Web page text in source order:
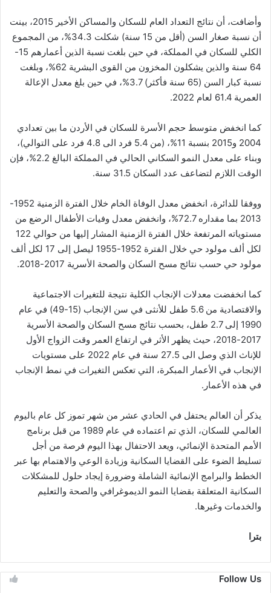
وأضافت، أن نتائج التعداد العام للسكان والمساكن الأخير 2015، بينت
أن نسبة صغار السن (أقل من 15 سنة) شكلت 34.3%، من المجموع
الكلي للسكان في المملكة، في حين بلغت نسبة الذين أعمارهم 15-
64 سنة والذين يشكلون المخزون من القوى البشرية 62%، وبلغت
نسبة كبار السن (65 سنة فأكثر) 3.7%، في حين بلغ معدل الإعالة
العمرية 61.4 لعام 2022.
كما انخفض متوسط حجم الأسرة للسكان في الأردن ما بين تعدادي
2004 و2015 بنسبة 11%، (من 5.4 فرد الى 4.8 فرد على التوالي)،
وبناء على معدل النمو السكاني الحالي في المملكة البالغ 2.2%، فإن
الوقت اللازم لتضاعف عدد السكان 31.5 سنة.
ووفقا للدائرة، انخفض معدل الوفاة الخام خلال الفترة الزمنية 1952-
2013 بما مقداره 72.7%، وانخفض معدل وفيات الأطفال الرضع من
مستوياته المرتفعة خلال الفترة الزمنية المشار إليها من حوالي 122
لكل ألف مولود حي خلال الفترة 1952-1955 ليصل إلى 17 لكل ألف
مولود حي حسب نتائج مسح السكان والصحة الأسرية 2017-2018.
كما انخفضت معدلات الإنجاب الكلية نتيجة للتغيرات الاجتماعية
والاقتصادية من 5.6 طفل للأنثى في سن الإنجاب (15-49) في عام
1990 إلى 2.7 طفل، بحسب نتائج مسح السكان والصحة الأسرية
2017-2018، حيث يظهر الأثر في ارتفاع العمر وقت الزواج الأول
للإناث الذي وصل الى 27.5 سنة في عام 2022 على مستويات
الإنجاب في الأعمار المبكرة، التي تعكس التغيرات في نمط الإنجاب
في هذه الأعمار.
يذكر أن العالم يحتفل في الحادي عشر من شهر تموز كل عام باليوم
العالمي للسكان، الذي تم اعتماده في عام 1989 من قبل برنامج
الأمم المتحدة الإنمائي، ويعد الاحتفال بهذا اليوم فرصة من أجل
تسليط الضوء على القضايا السكانية وزيادة الوعي والاهتمام بها عبر
الخطط والبرامج الإنمائية الشاملة وضرورة إيجاد حلول للمشكلات
السكانية المتعلقة بقضايا النمو الديموغرافي والصحة والتعليم
والخدمات وغيرها.
بترا
Follow Us